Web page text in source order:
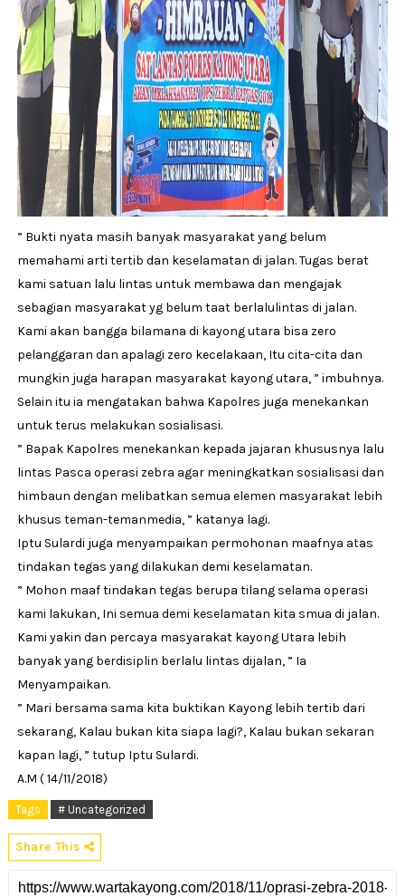
” Bukti nyata masih banyak masyarakat yang belum
memahami arti tertib dan keselamatan di jalan. Tugas berat
kami satuan lalu lintas untuk membawa dan mengajak
sebagian masyarakat yg belum taat berlalulintas di jalan.
Kami akan bangga bilamana di kayong utara bisa zero
pelanggaran dan apalagi zero kecelakaan, Itu cita-cita dan
mungkin juga harapan masyarakat kayong utara, ” imbuhnya.
Selain itu ia mengatakan bahwa Kapolres juga menekankan
untuk terus melakukan sosialisasi.
” Bapak Kapolres menekankan kepada jajaran khususnya lalu
lintas Pasca operasi zebra agar meningkatkan sosialisasi dan
himbaun dengan melibatkan semua elemen masyarakat lebih
khusus teman-temanmedia, ” katanya lagi.
Iptu Sulardi juga menyampaikan permohonan maafnya atas
tindakan tegas yang dilakukan demi keselamatan.
” Mohon maaf tindakan tegas berupa tilang selama operasi
kami lakukan, Ini semua demi keselamatan kita smua di jalan.
Kami yakin dan percaya masyarakat kayong Utara lebih
banyak yang berdisiplin berlalu lintas dijalan, ” Ia
Menyampaikan.
” Mari bersama sama kita buktikan Kayong lebih tertib dari
sekarang, Kalau bukan kita siapa lagi?, Kalau bukan sekaran
kapan lagi, ” tutup Iptu Sulardi.
A.M ( 14/11/2018)
Tags # Uncategorized
Share This